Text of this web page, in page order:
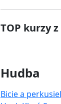
TOP kurzy
Hudba
Bicie a perkusie